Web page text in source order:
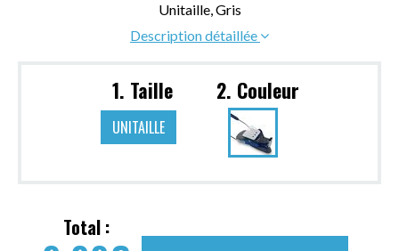
Unitaille, Gris
Description détaillée
1. Taille
UNITAILLE
2. Couleur
Total :